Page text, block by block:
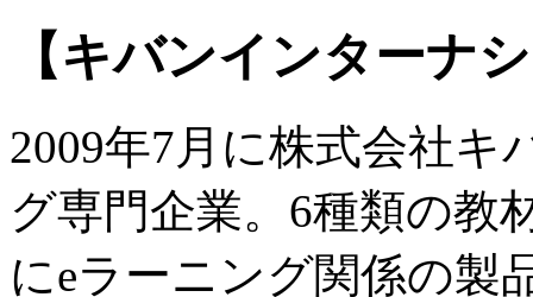
【キバンインターナ
2009年7月に株式会社キ
グ専門企業。6種類の教
にeラーニング関係の製